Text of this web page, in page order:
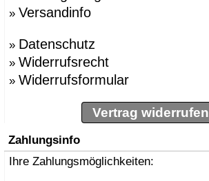
» Versandinfo
» Datenschutz
» Widerrufsrecht
» Widerrufsformular
Vertrag widerrufen
Zahlungsinfo
Ihre Zahlungsmöglichkeiten: